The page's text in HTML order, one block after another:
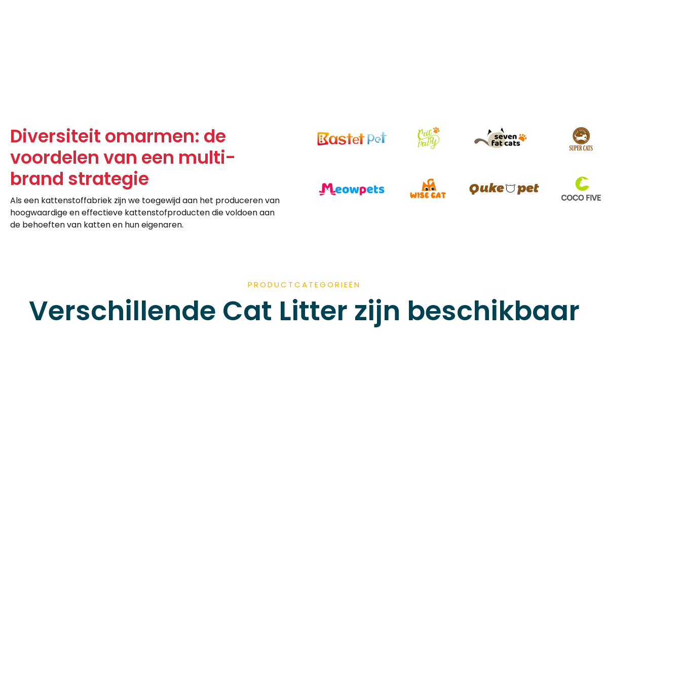
Diversiteit omarmen: de
voordelen van een multi-
brand strategie
Als een kattenstoffabriek zijn we toegewijd aan het produceren van
hoogwaardige en effectieve kattenstofproducten die voldoen aan
de behoeften van katten en hun eigenaren.
PRODUCTCATEGORIEËN
Verschillende Cat Litter zijn beschikbaar